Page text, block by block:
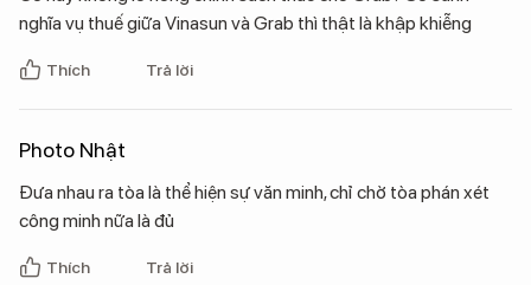
nghĩa vụ thuế giữa Vinasun và Grab thì thật là khập khiễng
Thích Trả lời
Photo Nhật
Đưa nhau ra tòa là thể hiện sự văn minh, chỉ chờ tòa phán xét
công minh nữa là đủ
Thích Trả lời